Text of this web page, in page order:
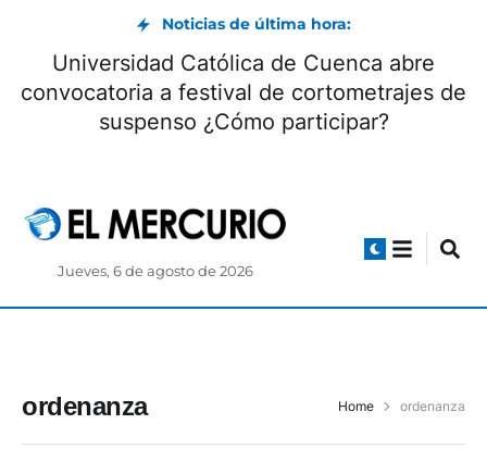
Noticias de última hora:
Universidad Católica de Cuenca abre
convocatoria a festival de cortometrajes de
suspenso ¿Cómo participar?
Jueves, 6 de agosto de 2026
ordenanza Home ordenanza